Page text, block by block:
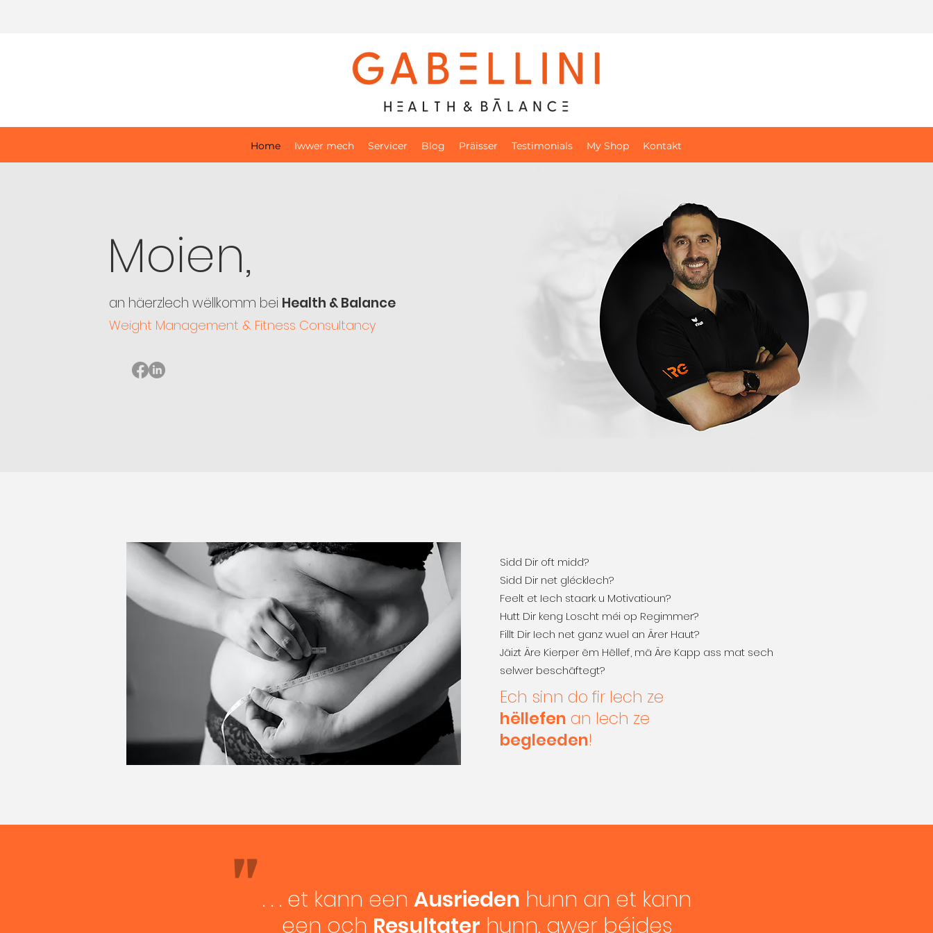
Home Iwwer mech Servicer Blog Präisser Testimonials My Shop Kontakt
Moien,
an häerzlech wëllkomm bei Health & Balance
Weight Management & Fitness Consultancy
Sidd Dir oft midd?
Sidd Dir net glécklech?
Feelt et Iech staark u Motivatioun?
Hutt Dir keng Loscht méi op Regimmer?
Fillt Dir Iech net ganz wuel an Ärer Haut?
Jäizt Äre Kierper ëm Hëllef, mä Äre Kapp ass mat sech
selwer beschäftegt?
Ech sinn do fir Iech ze
hëllefen an Iech ze
begleeden!
. . . et kann een Ausrieden hunn an et kann
een och Resultater hunn, awer béides
"